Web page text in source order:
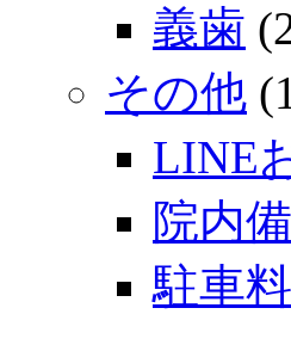
義歯
その他
LINE
院内
駐車